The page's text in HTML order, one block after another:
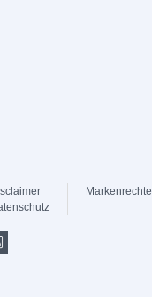
Markenrechte